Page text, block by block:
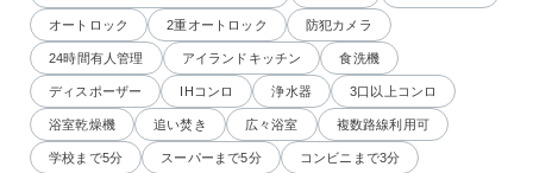
オートロック 2重オートロック 防犯カメラ
24時間有人管理 アイランドキッチン 食洗機
ディスポーザー IHコンロ 浄水器 3口以上コンロ
浴室乾燥機 追い焚き 広々浴室 複数路線利用可
学校まで5分 スーパーまで5分 コンビニまで3分